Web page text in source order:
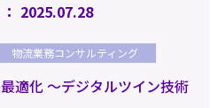
2025.07.28
物流業務コンサルティング
適化 ～デジタルツイン技術